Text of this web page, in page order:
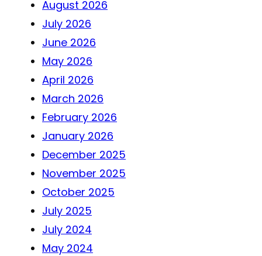
August 2026
July 2026
June 2026
May 2026
April 2026
March 2026
February 2026
January 2026
December 2025
November 2025
October 2025
July 2025
July 2024
May 2024